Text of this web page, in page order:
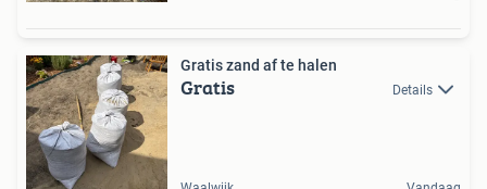
Gratis zand af te halen
Gratis Details